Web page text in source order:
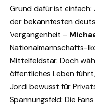
Grund dafür ist einfach:
der bekanntesten
Vergangenheit –
Nationalmannschafts-
Mittelfeldstar. Doch
öffentliches Leben
Jordi bewusst für
Spannungsfeld: Die